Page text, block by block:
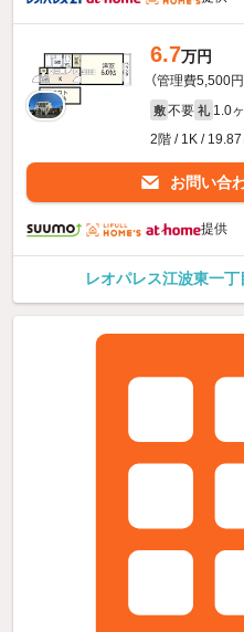
6.7万円
（管理費5,500円
敷 不要 礼 1.0
2階 / 1K / 19.87
お問い合
提供
レオパレス江波東一